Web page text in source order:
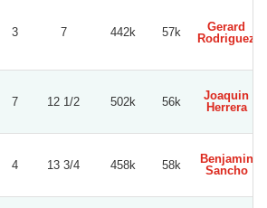
3 7 442k 57k
Gerard
Rodriguez
7 12 1/2 502k 56k
Joaquin
Herrera
4 13 3/4 458k 58k
Benjamin
Sancho